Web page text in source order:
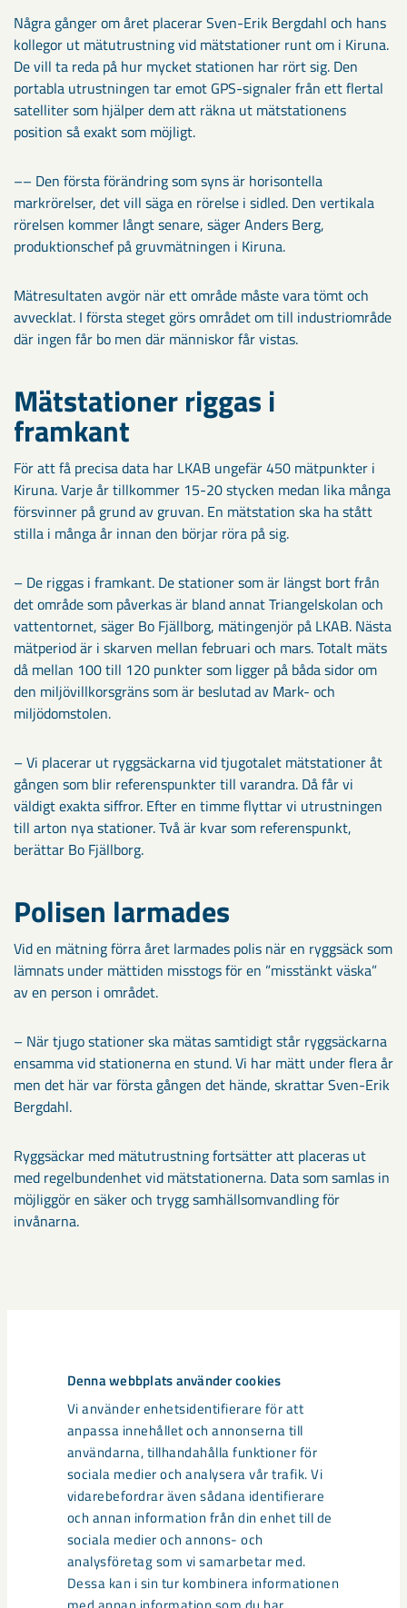
Denna webbplats använder cookies
Vi använder enhetsidentifierare för att
anpassa innehållet och annonserna till
användarna, tillhandahålla funktioner för
sociala medier och analysera vår trafik. Vi
vidarebefordrar även sådana identifierare
och annan information från din enhet till de
sociala medier och annons- och
analysföretag som vi samarbetar med.
Dessa kan i sin tur kombinera informationen
Några gånger om året placerar Sven-Erik Bergdahl och hans
kollegor ut mätutrustning vid mätstationer runt om i Kiruna.
De vill ta reda på hur mycket stationen har rört sig. Den
portabla utrustningen tar emot GPS-signaler från ett flertal
satelliter som hjälper dem att räkna ut mätstationens
position så exakt som möjligt.
–– Den första förändring som syns är horisontella
markrörelser, det vill säga en rörelse i sidled. Den vertikala
rörelsen kommer långt senare, säger Anders Berg,
produktionschef på gruvmätningen i Kiruna.
Mätresultaten avgör när ett område måste vara tömt och
avvecklat. I första steget görs området om till industriområde
där ingen får bo men där människor får vistas.
Mätstationer riggas i
framkant
För att få precisa data har LKAB ungefär 450 mätpunkter i
Kiruna. Varje år tillkommer 15-20 stycken medan lika många
försvinner på grund av gruvan. En mätstation ska ha stått
stilla i många år innan den börjar röra på sig.
– De riggas i framkant. De stationer som är längst bort från
det område som påverkas är bland annat Triangelskolan och
vattentornet, säger Bo Fjällborg, mätingenjör på LKAB. Nästa
mätperiod är i skarven mellan februari och mars. Totalt mäts
då mellan 100 till 120 punkter som ligger på båda sidor om
den miljövillkorsgräns som är beslutad av Mark- och
miljödomstolen.
– Vi placerar ut ryggsäckarna vid tjugotalet mätstationer åt
gången som blir referenspunkter till varandra. Då får vi
väldigt exakta siffror. Efter en timme flyttar vi utrustningen
till arton nya stationer. Två är kvar som referenspunkt,
berättar Bo Fjällborg.
Polisen larmades
Vid en mätning förra året larmades polis när en ryggsäck som
lämnats under mättiden misstogs för en ”misstänkt väska”
av en person i området.
– När tjugo stationer ska mätas samtidigt står ryggsäckarna
ensamma vid stationerna en stund. Vi har mätt under flera år
men det här var första gången det hände, skrattar Sven-Erik
Bergdahl.
Ryggsäckar med mätutrustning fortsätter att placeras ut
med regelbundenhet vid mätstationerna. Data som samlas in
möjliggör en säker och trygg samhällsomvandling för
invånarna.